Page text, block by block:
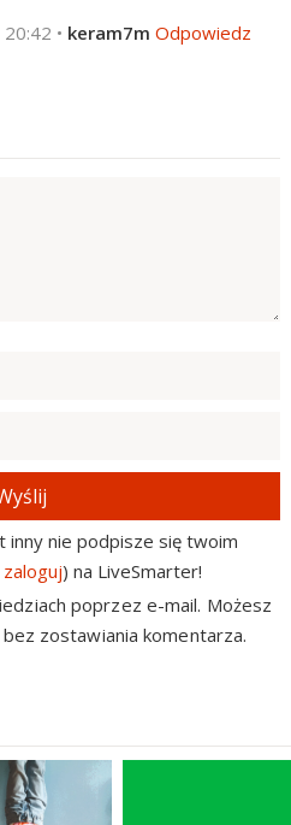
20:42 • keram7m Odpowiedz
inny nie podpisze się twoim
zaloguj) na LiveSmarter!
poprzez e-mail. Możesz
zostawiania komentarza.